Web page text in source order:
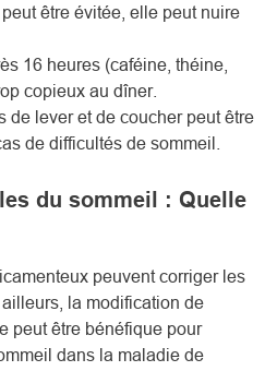
être évitée, elle peut nuire
16 heures (caféine, théine,
copieux au dîner.
de lever et de coucher peut être
de difficultés de sommeil.
du sommeil : Quelle
peuvent corriger les
la modification de
peut être bénéfique pour
dans la maladie de